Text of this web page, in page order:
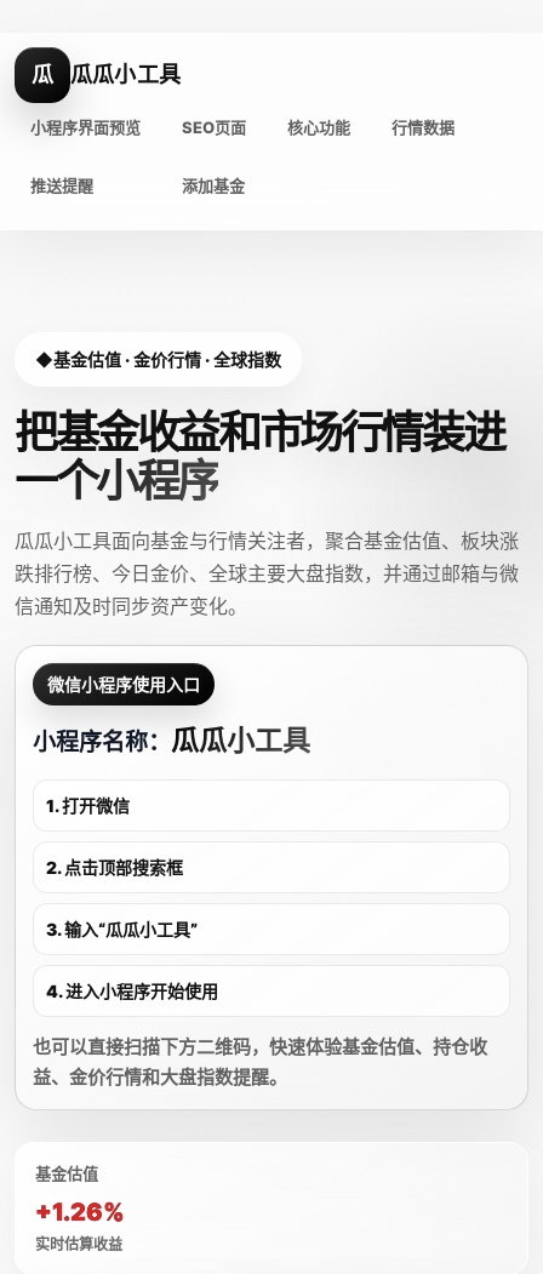
瓜 瓜瓜小工具
小程序界面预览 SEO页面 核心功能 行情数据
推送提醒 添加基金
基金估值 · 金价行情 · 全球指数
把基金收益和市场行情装进
一个小程序
瓜瓜小工具面向基金与行情关注者，聚合基金估值、板块涨
跌排行榜、今日金价、全球主要大盘指数，并通过邮箱与微
信通知及时同步资产变化。
微信小程序使用入口
小程序名称： 瓜瓜小工具
1. 打开微信
2. 点击顶部搜索框
3. 输入“瓜瓜小工具”
4. 进入小程序开始使用
也可以直接扫描下方二维码，快速体验基金估值、持仓收
益、金价行情和大盘指数提醒。
基金估值
+1.26%
实时估算收益